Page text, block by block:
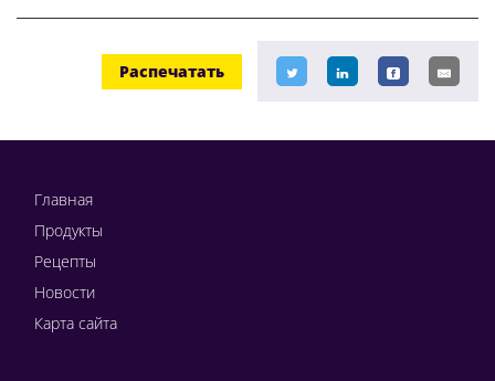
Распечатать
Главная
Продукты
Рецепты
Новости
Карта сайта